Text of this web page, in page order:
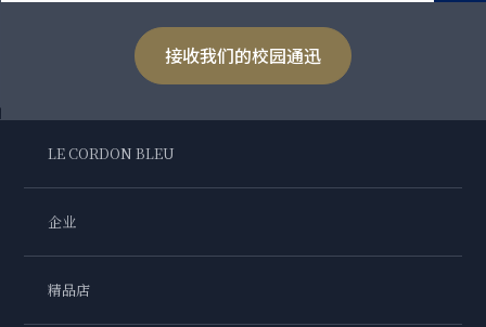
接收我们的校园通迅
LE CORDON BLEU
企业
精品店